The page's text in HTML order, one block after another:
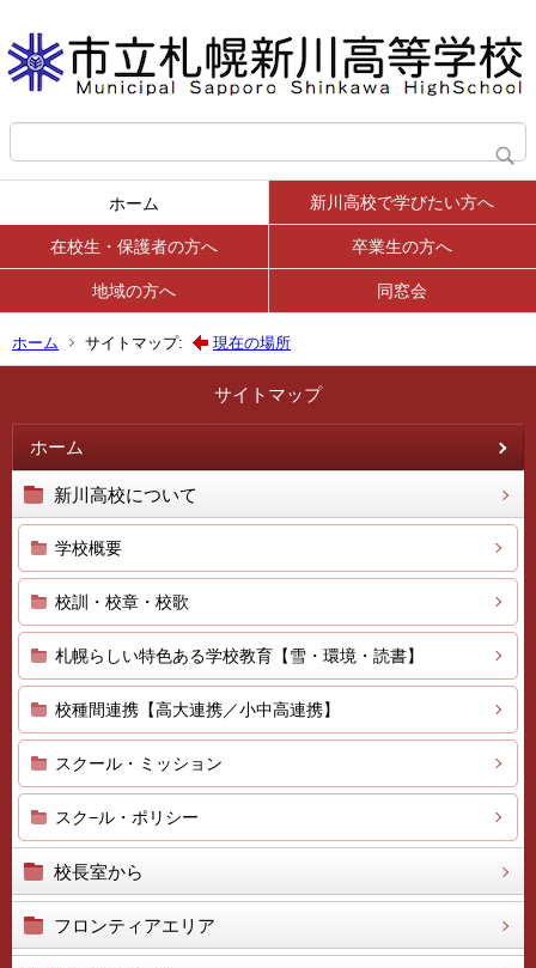
ホーム 新川高校で学びたい方へ
在校生・保護者の方へ 卒業生の方へ
地域の方へ 同窓会
ホーム サイトマップ: 現在の場所
サイトマップ
ホーム
新川高校について
学校概要
校訓・校章・校歌
札幌らしい特色ある学校教育【雪・環境・読書】
校種間連携【高大連携／小中高連携】
スクール・ミッション
スク−ル・ポリシー
校長室から
フロンティアエリア